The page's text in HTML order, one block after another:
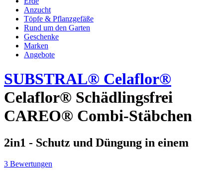
Anzucht
Töpfe & Pflanzgefäße
Rund um den Garten
Geschenke
Marken
Angebote
SUBSTRAL® Celaflor®
Celaflor® Schädlingsfrei
CAREO® Combi-Stäbchen
2in1 - Schutz und Düngung in einem
3 Bewertungen